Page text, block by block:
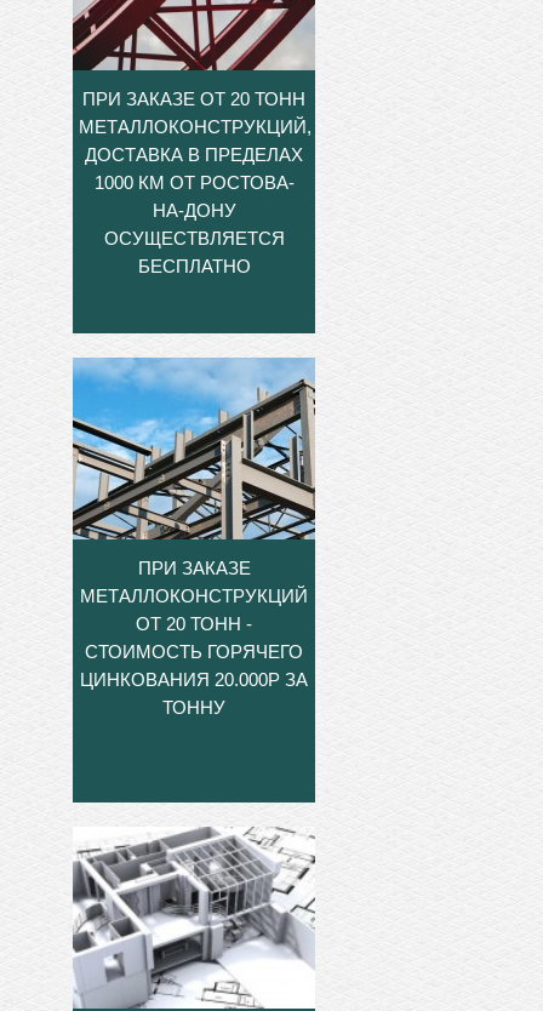
ПРИ ЗАКАЗЕ ОТ 20 ТОНН
МЕТАЛЛОКОНСТРУКЦИЙ,
ДОСТАВКА В ПРЕДЕЛАХ
1000 КМ ОТ РОСТОВА-
НА-ДОНУ
ОСУЩЕСТВЛЯЕТСЯ
БЕСПЛАТНО
ПРИ ЗАКАЗЕ
МЕТАЛЛОКОНСТРУКЦИЙ
ОТ 20 ТОНН -
СТОИМОСТЬ ГОРЯЧЕГО
ЦИНКОВАНИЯ 20.000Р ЗА
ТОННУ